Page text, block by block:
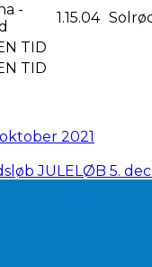
-
1.15.04
TID
TID
2021
JULELØB 5.